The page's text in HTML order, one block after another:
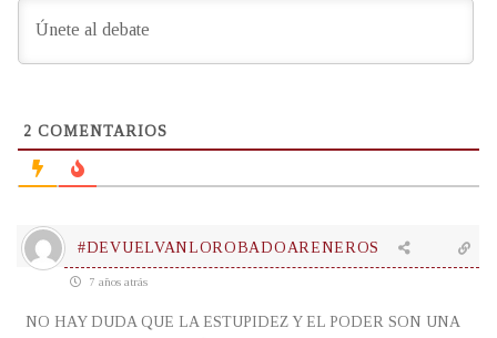
2 COMENTARIOS
#DEVUELVANLOROBADOARENEROS
7 años atrás
NO HAY DUDA QUE LA ESTUPIDEZ Y EL PODER SON UNA